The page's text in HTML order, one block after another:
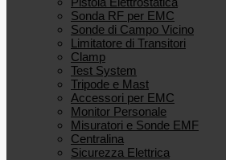
Sonda RF per EMC
Sonde di Campo Vicino
Limitatore di Transitori
Clamp
Test System
Tripode e Mast
Accessori per EMC
Monitor Personale
Misuratori e Sonde EMF
Centralina
Sicurezza Elettrica